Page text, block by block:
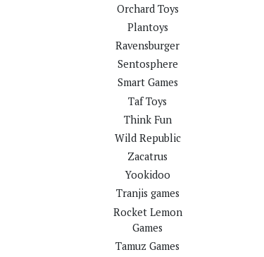
Orchard Toys
Plantoys
Ravensburger
Sentosphere
Smart Games
Taf Toys
Think Fun
Wild Republic
Zacatrus
Yookidoo
Tranjis games
Rocket Lemon
Games
Tamuz Games